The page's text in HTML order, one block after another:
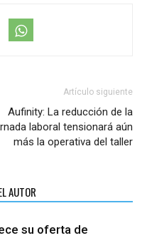
Artículo siguiente
Aufinity: La reducción de la
laboral tensionará aún
más la operativa del taller
AUTOR
su oferta de